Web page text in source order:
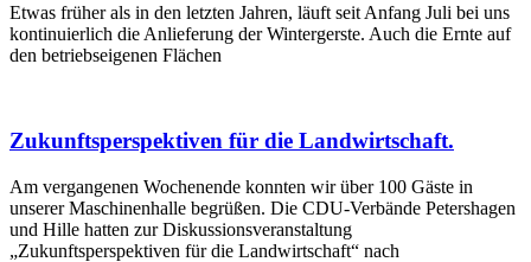
Etwas früher als in den letzten Jahren, läuft seit Anfang Juli bei uns
kontinuierlich die Anlieferung der Wintergerste. Auch die Ernte auf
den betriebseigenen Flächen
Zukunftsperspektiven für die Landwirtschaft.
Am vergangenen Wochenende konnten wir über 100 Gäste in
unserer Maschinenhalle begrüßen. Die CDU-Verbände Petershagen
und Hille hatten zur Diskussionsveranstaltung
„Zukunftsperspektiven für die Landwirtschaft“ nach